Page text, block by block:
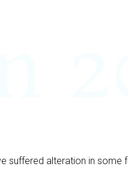
alteration in